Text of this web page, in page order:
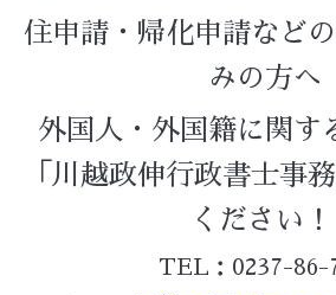
住申請・帰化申請など
みの方へ
外国人・外国籍に関す
「川越政伸行政書士事
ください！
TEL：0237-86-